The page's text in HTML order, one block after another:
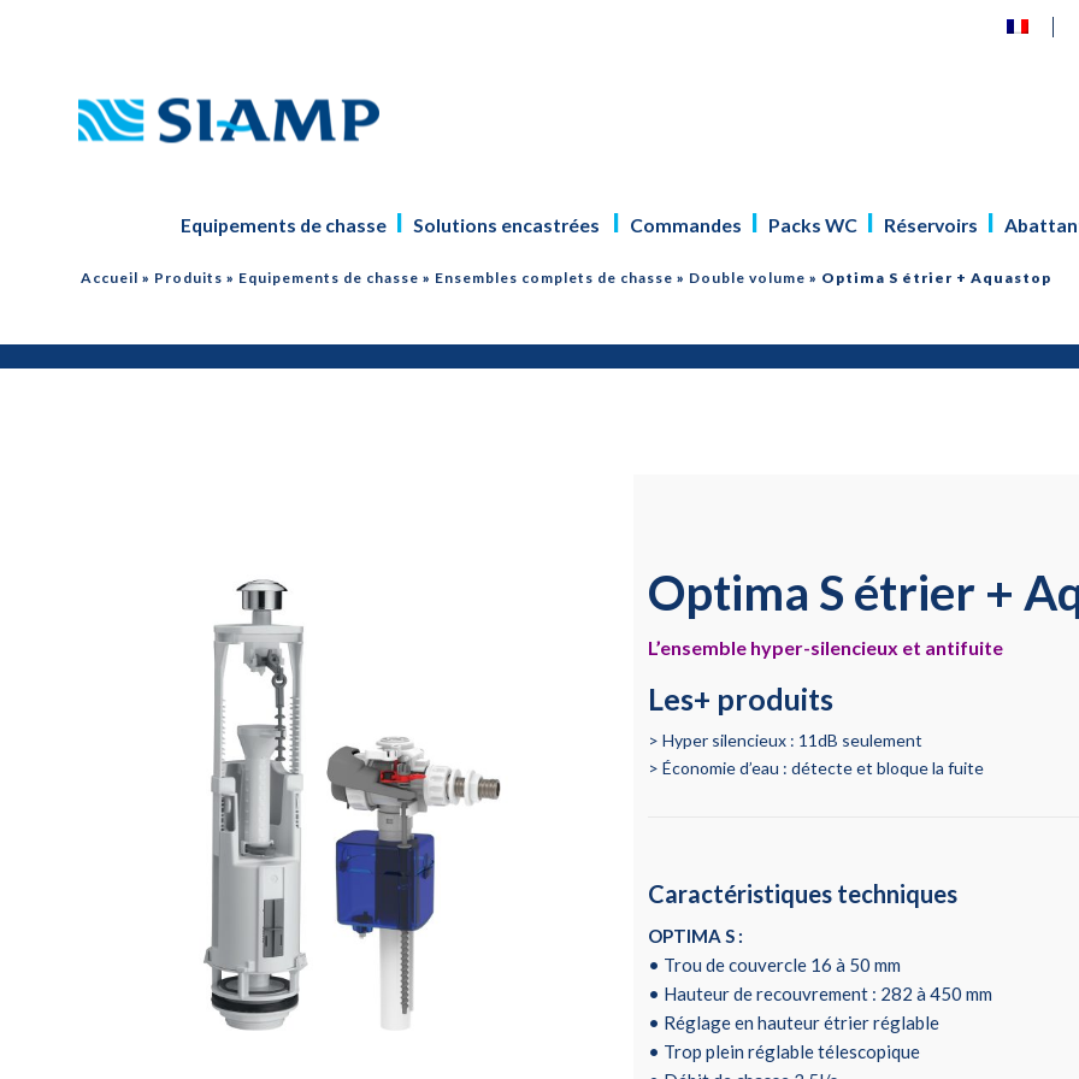
Equipements de chasse Solutions encastrées Commandes Packs WC Réservoirs
Accueil » Produits » Equipements de chasse » Ensembles complets de chasse » Double volume » Optima S étrier + Aquastop
Optima S étrier +
L’ensemble hyper-silencieux et antifuite
Les+ produits
Hyper silencieux : 11dB seulement
Économie d’eau : détecte et bloque la fuite
Caractéristiques techniques
OPTIMA S :
• Trou de couvercle 16 à 50 mm
• Hauteur de recouvrement : 282 à 450 mm
• Réglage en hauteur étrier réglable
• Trop plein réglable télescopique